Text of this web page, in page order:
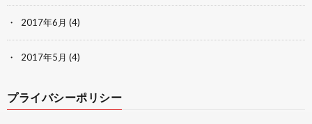
2017年6月 (4)
2017年5月 (4)
プライバシーポリシー